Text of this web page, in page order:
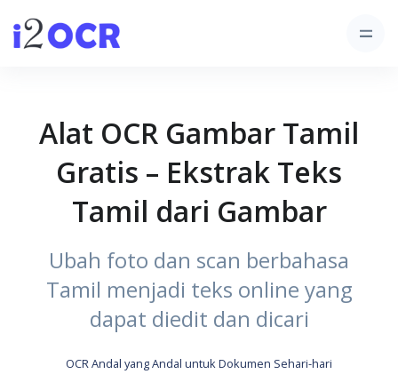
Alat OCR Gambar Tamil
Gratis – Ekstrak Teks
Tamil dari Gambar
Ubah foto dan scan berbahasa
Tamil menjadi teks online yang
dapat diedit dan dicari
OCR Andal yang Andal untuk Dokumen Sehari-hari